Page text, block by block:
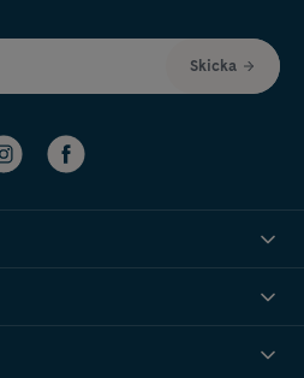
Skicka